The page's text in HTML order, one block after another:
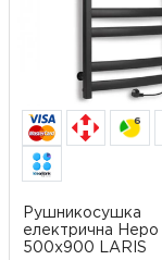
6
Рушникосушка
електрична
500x900 LARIS